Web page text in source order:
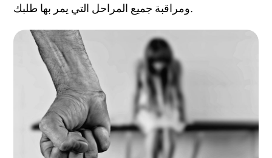
ومراقبة جميع المراحل التي يمر بها طلبك.